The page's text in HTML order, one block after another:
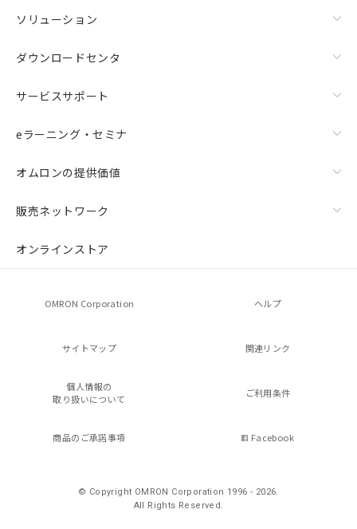
ソリューション
ダウンロードセンタ
サービスサポート
eラーニング・セミナ
オムロンの提供価値
販売ネットワーク
オンラインストア
OMRON Corporation ヘルプ
サイトマップ 関連リンク
個人情報の
取り扱いについて
ご利用条件
商品のご承諾事項 Facebook
© Copyright OMRON Corporation 1996 - 2026.
All Rights Reserved.